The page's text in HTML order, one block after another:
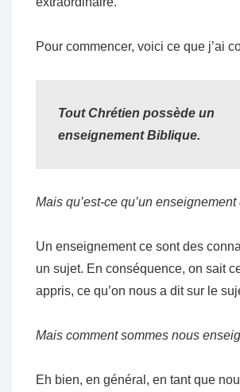
Pour commencer, voici ce que j’ai
Tout Chrétien possède un
enseignement Biblique.
Mais qu’est-ce qu’un
Un enseignement ce sont des
un sujet. En conséquence, on sait
appris, ce qu’on nous a dit sur le
Mais comment sommes nous
Eh bien, en général, en tant que